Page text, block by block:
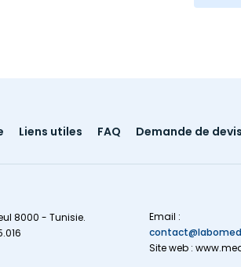
Liens utiles FAQ Demande de devis
8000 - Tunisie.
Email :
Site web :